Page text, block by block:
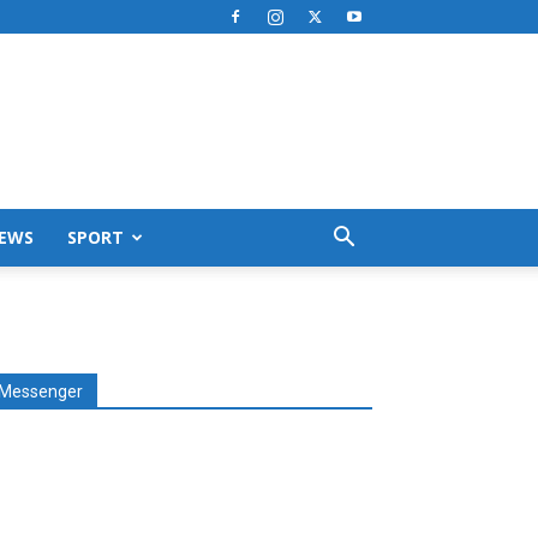
SPORT
Messenger